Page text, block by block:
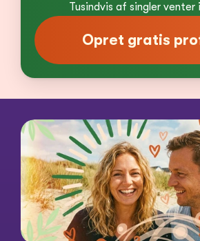
Tusindvis af singler venter
Opret gratis